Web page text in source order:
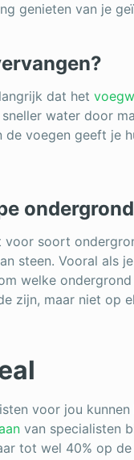
genieten van je
dat het
water door
voegen geeft je
soort
steen. Vooral als
welke
zijn, maar niet op
voor jou
van specialisten
tot wel 40% op